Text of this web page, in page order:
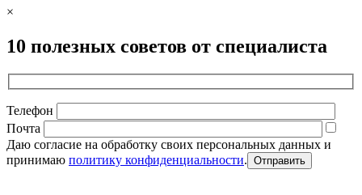
×
10 полезных советов от специалиста
Телефон
Почта
Даю согласие на обработку своих персональных данных и
принимаю политику конфиденциальности.